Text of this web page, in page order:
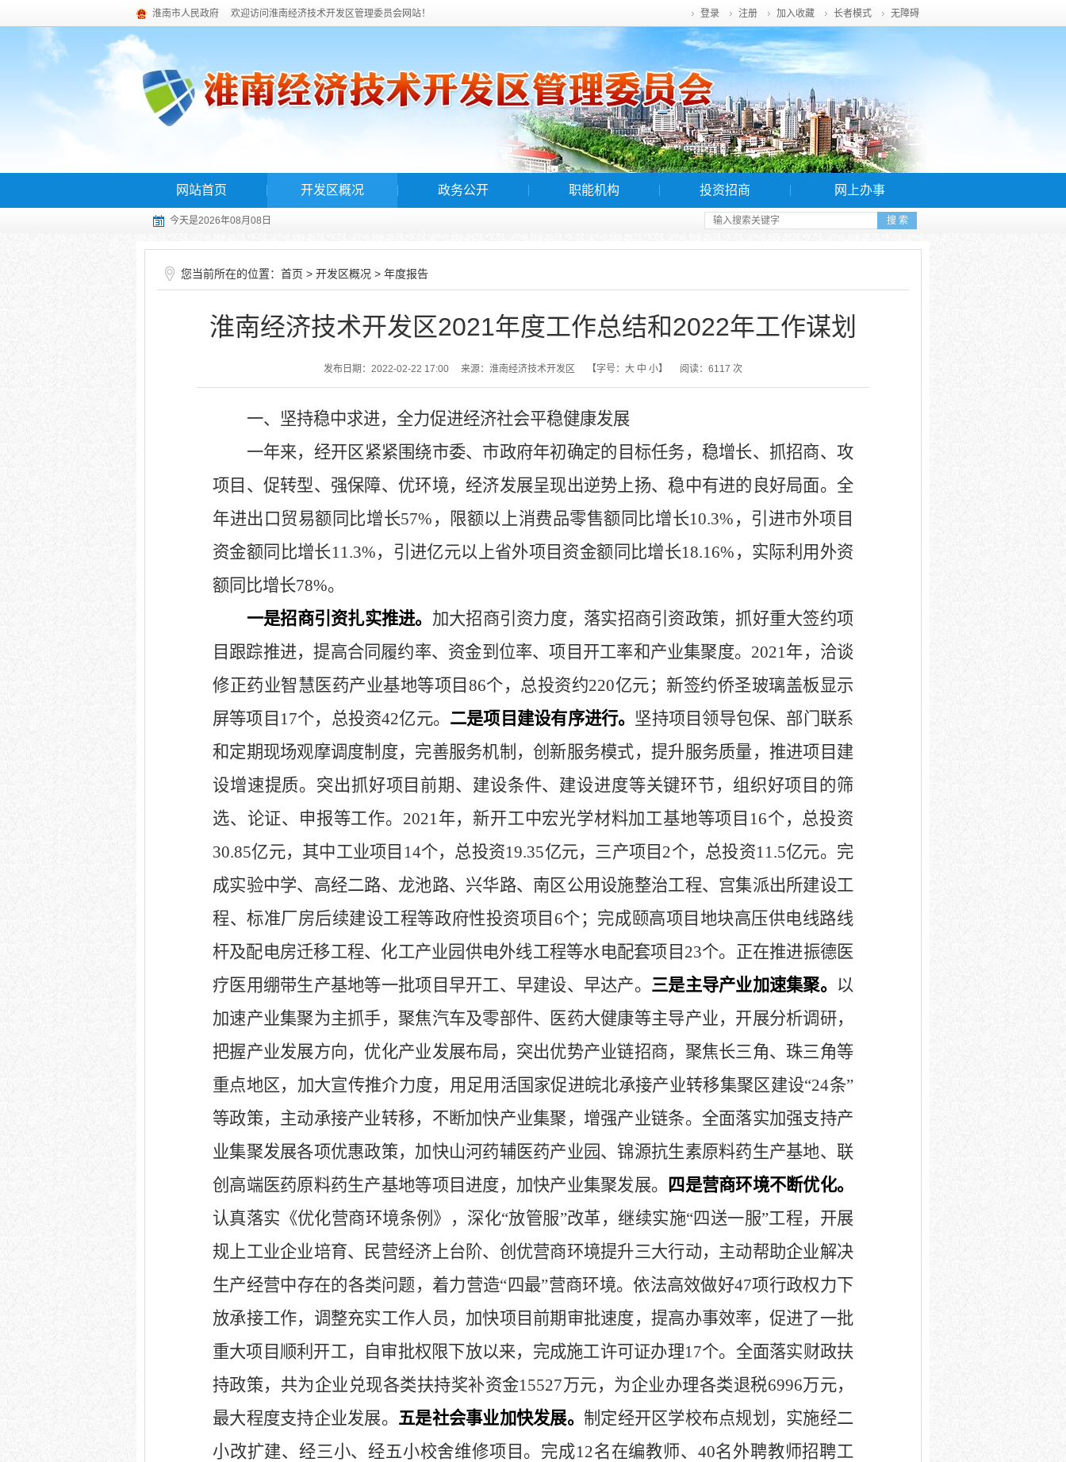
淮南市人民政府 欢迎访问淮南经济技术开发区管理委员会网站！ 登录 注册 加入收藏 长者模式 无障碍
网站首页 开发区概况 政务公开 职能机构 投资招商 网上办事
今天是2026年08月08日
您当前所在的位置： 首页 > 开发区概况 > 年度报告
淮南经济技术开发区2021年度工作总结和2022年工作谋划
发布日期：2022-02-22 17:00 来源：淮南经济技术开发区 【字号： 大 中 小】 阅读： 6117 次
一、坚持稳中求进，全力促进经济社会平稳健康发展
一年来，经开区紧紧围绕市委、市政府年初确定的目标任务，稳增长、抓招商、攻
项目、促转型、强保障、优环境，经济发展呈现出逆势上扬、稳中有进的良好局面。全
年进出口贸易额同比增长57% ，限额以上消费品零售额同比增长10.3% ，引进市外项目
资金额同比增长11.3%，引进亿元以上省外项目资金额同比增长18.16% ，实际利用外资
额同比增长78%。
一是招商引资扎实推进。 加大招商引资力度，落实招商引资政策，抓好重大签约项
目跟踪推进，提高合同履约率、资金到位率、项目开工率和产业集聚度。 2021年，洽谈
修正药业智慧医药产业基地等项目 86个，总投资约220亿元；新签约侨圣玻璃盖板显示
屏等项目 17个，总投资42亿元。 二是项目建设有序进行。 坚持项目领导包保、部门联系
和定期现场观摩调度制度，完善服务机制，创新服务模式，提升服务质量，推进项目建
设增速提质。突出抓好项目前期、建设条件、建设进度等关键环节，组织好项目的筛
选、论证、申报等工作。 2021年，新开工中宏光学材料加工基地等项目 16个，总投资
30.85亿元，其中工业项目 14个，总投资19.35亿元，三产项目 2个，总投资11.5亿元。完
成实验中学、高经二路、龙池路、兴华路、南区公用设施整治工程、宫集派出所建设工
程、标准厂房后续建设工程等政府性投资项目 6个；完成颐高项目地块高压供电线路线
杆及配电房迁移工程、化工产业园供电外线工程等水电配套项目 23个。正在推进振德医
疗医用绷带生产基地等一批项目早开工、早建设、早达产。 三是主导产业加速集聚。 以
加速产业集聚为主抓手，聚焦汽车及零部件、医药大健康等主导产业，开展分析调研，
把握产业发展方向，优化产业发展布局，突出优势产业链招商，聚焦长三角、珠三角等
重点地区，加大宣传推介力度，用足用活国家促进皖北承接产业转移集聚区建设“24条”
等政策，主动承接产业转移，不断加快产业集聚，增强产业链条。全面落实加强支持产
业集聚发展各项优惠政策，加快山河药辅医药产业园、锦源抗生素原料药生产基地、联
创高端医药原料药生产基地等项目进度，加快产业集聚发展。
四是营商环境不断优化。
认真落实《优化营商环境条例》，深化“放管服”改革，继续实施“四送一服”工程，开展
规上工业企业培育、民营经济上台阶、创优营商环境提升三大行动，主动帮助企业解决
生产经营中存在的各类问题，着力营造“四最”营商环境。依法高效做好47项行政权力下
放承接工作，调整充实工作人员，加快项目前期审批速度，提高办事效率，促进了一批
重大项目顺利开工，自审批权限下放以来，完成施工许可证办理17个。全面落实财政扶
持政策，共为企业兑现各类扶持奖补资金15527万元，为企业办理各类退税6996万元，
最大程度支持企业发展。 五是社会事业加快发展。 制定经开区学校布点规划，实施经二
小改扩建、经三小、经五小校舍维修项目。完成12名在编教师、 40名外聘教师招聘工